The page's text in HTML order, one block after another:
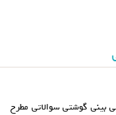
بینی گوشتی سوالاتی مطرح